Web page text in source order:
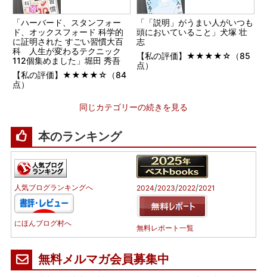
「ハーバード、スタンフォー
ド、オックスフォード 科学的
に証明された すごい習慣大百
科 人生が変わるテクニック
112個集めました」堀田 秀吾
【私の評価】★★★★☆（84
点）
「「説明」がうまい人がいつも
頭においていること」犬塚 壮
志
【私の評価】★★★★☆（85
点）
同じカテゴリーの続きを見る
本のランキング
人気ブログランキングへ
にほんブログ村へ
2024/2023/2022/2021
無料レポート一覧
無料メルマガ会員募集中